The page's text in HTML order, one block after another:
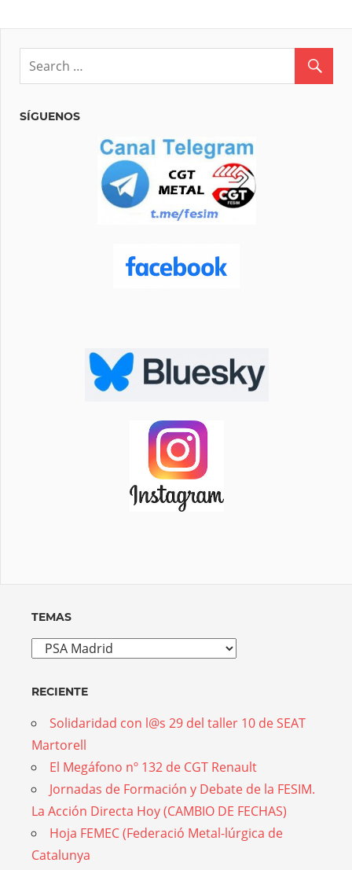
SÍGUENOS
TEMAS
Temas
RECIENTE
Solidaridad con l@s 29 del taller 10 de SEAT
Martorell
El Megáfono nº 132 de CGT Renault
Jornadas de Formación y Debate de la FESIM.
La Acción Directa Hoy (CAMBIO DE FECHAS)
Hoja FEMEC (Federació Metal-lúrgica de
Catalunya